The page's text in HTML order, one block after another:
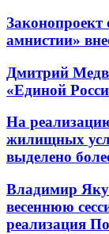
амнистии»
Дмитрий
«Единой
На
жилищных
выделено
Владимир
весеннюю
реализация